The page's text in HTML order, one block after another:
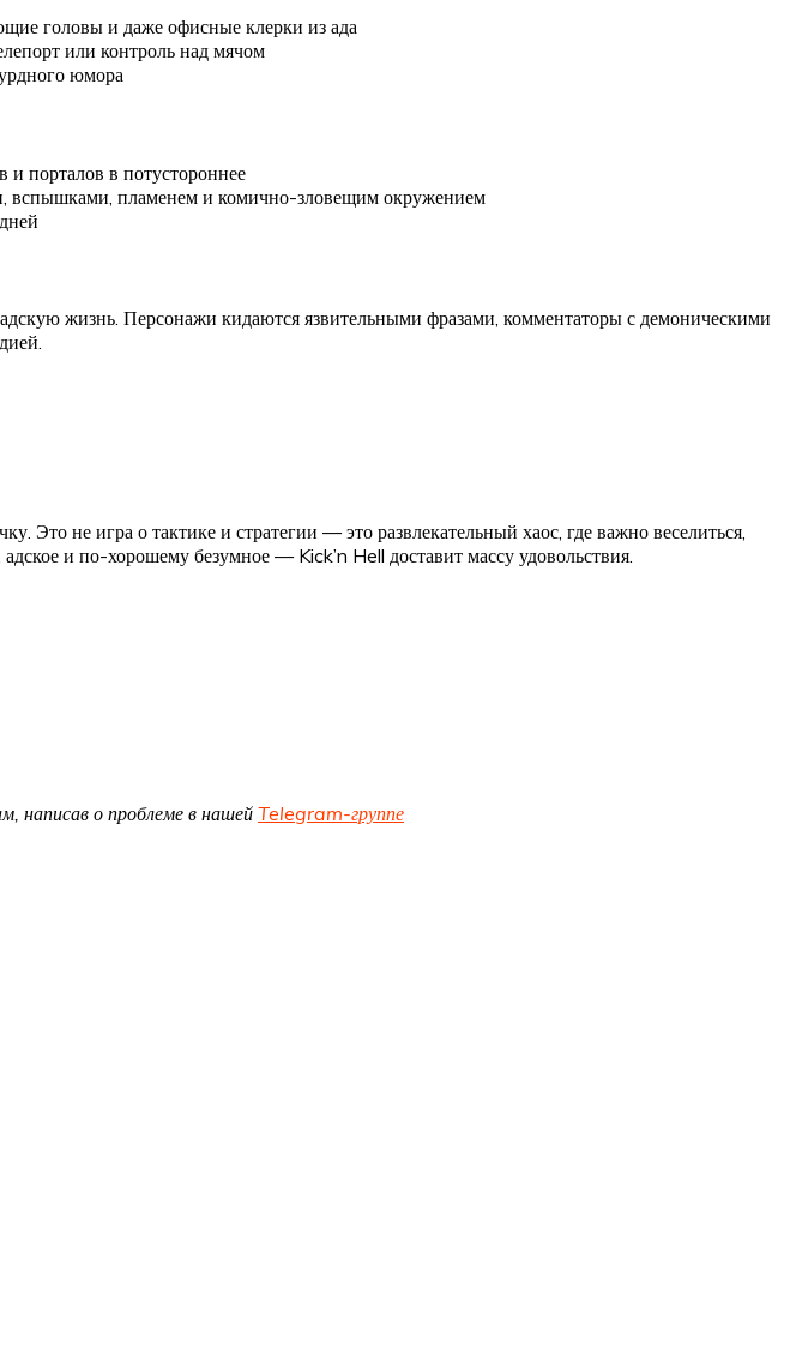
головы и даже офисные клерки из ада
или контроль над мячом
юмора
и порталов в потустороннее
вспышками, пламенем и комично-зловещим окружением
жизнь. Персонажи кидаются язвительными фразами, комментаторы с демоническими
Это не игра о тактике и стратегии — это развлекательный хаос, где важно веселиться,
и по-хорошему безумное — Kick’n Hell доставит массу удовольствия.
написав о проблеме в нашей Telegram-группе